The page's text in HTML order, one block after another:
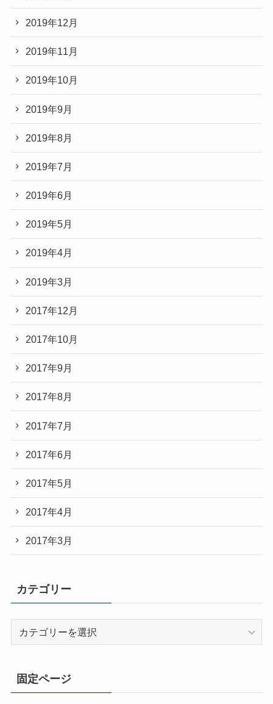
2019年12月
2019年11月
2019年10月
2019年9月
2019年8月
2019年7月
2019年6月
2019年5月
2019年4月
2019年3月
2017年12月
2017年10月
2017年9月
2017年8月
2017年7月
2017年6月
2017年5月
2017年4月
2017年3月
カテゴリー
リ
ー
固定ページ